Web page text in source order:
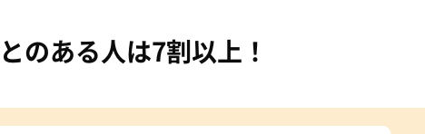
のある人は7割以上！